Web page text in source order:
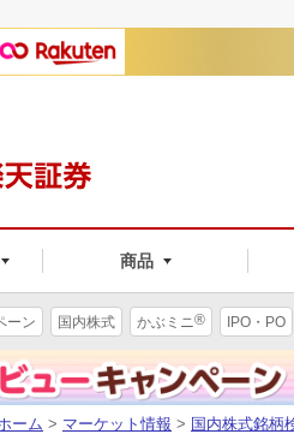
商品
ーン 国内株式 かぶミニ® IPO・PO
ーム > マーケット情報 > 国内株式銘柄